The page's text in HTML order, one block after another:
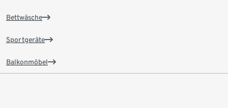
Bettwäsche
Sportgeräte
Balkonmöbel